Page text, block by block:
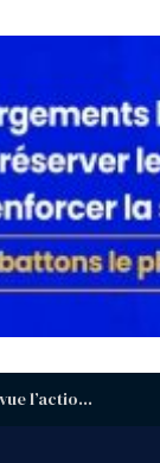
Décentralisation : à Blitta, le gouvernement passe en revue l’action des gouverneurs et préfets